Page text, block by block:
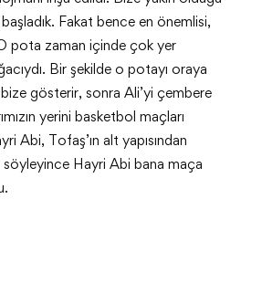
Fakat bence en önemlisi,
pota zaman içinde çok yer
Bir şekilde o potayı oraya
bize gösterir, sonra Ali’yi çembere
yerini basketbol maçları
Abi, Tofaş’ın alt yapısından
söyleyince Hayri Abi bana maça